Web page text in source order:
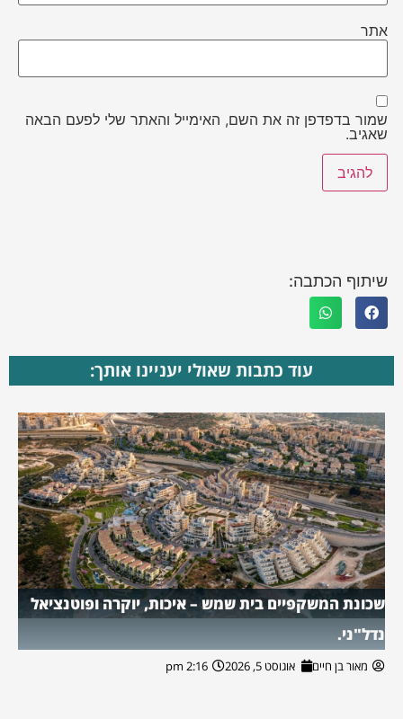
אתר
שמור בדפדפן זה את השם, האימייל והאתר שלי לפעם הבאה
שאגיב.
שיתוף הכתבה:
עוד כתבות שאולי יעניינו אותך:
שכונת המשקפיים בית שמש – איכות, יוקרה ופוטנציאל
נדל"ני.
מאור בן חיים אוגוסט 5, 2026 2:16 pm